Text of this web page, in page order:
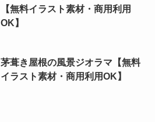
【無料イラスト素材・商用利用
OK】
茅葺き屋根の風景ジオラマ【無料
イラスト素材・商用利用OK】